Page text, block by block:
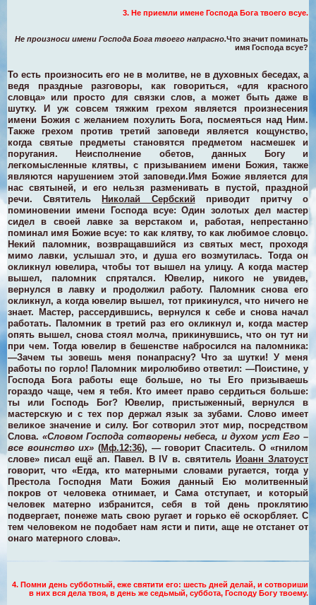
3. Не приемли имене Господа Бога твоего всуе.
Не произноси имени Господа Бога твоего напрасно.Что значит поминать
имя Господа всуе?
То есть произносить его не в молитве, не в духовных беседах, а
ведя праздные разговоры, как говориться, «для красного
словца» или просто для связки слов, а может быть даже в
шутку. И уж совсем тяжким грехом является произнесения
имени Божия с желанием похулить Бога, посмеяться над Ним.
Также грехом против третий заповеди является кощунство,
когда святые предметы становятся предметом насмешек и
поругания. Неисполнение обетов, данных Богу и
легкомысленные клятвы, с призыванием имени Божия, также
являются нарушением этой заповеди.Имя Божие является для
нас святыней, и его нельзя разменивать в пустой, праздной
речи. СвятительНиколай Сербский приводит притчу о
поминовении имени Господа всуе:Один золотых дел мастер
сидел в своей лавке за верстаком и, работая, непрестанно
поминал имя Божие всуе: то как клятву, то как любимое словцо.
Некий паломник, возвращавшийся из святых мест, проходя
мимо лавки, услышал это, и душа его возмутилась. Тогда он
окликнул ювелира, чтобы тот вышел на улицу. А когда мастер
вышел, паломник спрятался. Ювелир, никого не увидев,
вернулся в лавку и продолжил работу. Паломник снова его
окликнул, а когда ювелир вышел, тот прикинулся, что ничего не
знает. Мастер, рассердившись, вернулся к себе и снова начал
работать. Паломник в третий раз его окликнул и, когда мастер
опять вышел, снова стоял молча, прикинувшись, что он тут ни
при чем. Тогда ювелир в бешенстве набросился на паломника:
—Зачем ты зовешь меня понапрасну? Что за шутки! У меня
работы по горло!Паломник миролюбиво ответил: —Поистине, у
Господа Бога работы еще больше, но ты Его призываешь
гораздо чаще, чем я тебя. Кто имеет право сердиться больше:
ты или Господь Бог?Ювелир, пристыженный, вернулся в
мастерскую и с тех пор держал язык за зубами.Слово имеет
великое значение и силу. Бог сотворил этот мир, посредством
Слова. «Словом Господа сотворены небеса, и духом уст Его –
все воинство их» (Мф.12:36), — говорит Спаситель. О «гнилом
слове» писал ещё ап. Павел. В IV в. святительИоанн Златоуст
говорит, что «Егда, кто матерными словами ругается, тогда у
Престола Господня Мати Божия данный Ею молитвенный
покров от человека отнимает, и Сама отступает, и который
человек матерно избранится, себя в той день проклятию
подвергает, понеже мать свою ругает и горько её оскорбляет. С
тем человеком не подобает нам ясти и пити, аще не отстанет от
онаго матерного слова».
4. Помни день субботный, еже святити его: шесть дней делай, и сотвориши
в них вся дела твоя, в день же седьмый, суббота, Господу Богу твоему.